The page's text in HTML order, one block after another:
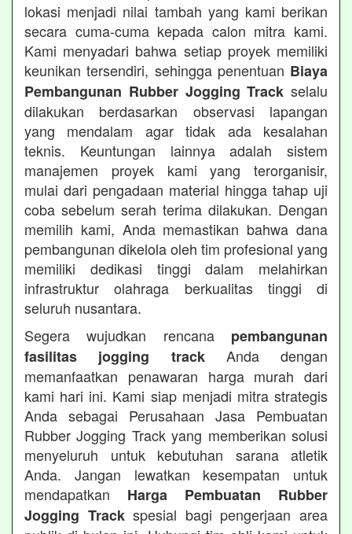
lokasi menjadi nilai tambah yang kami berikan
secara cuma-cuma kepada calon mitra kami.
Kami menyadari bahwa setiap proyek memiliki
keunikan tersendiri, sehingga penentuan Biaya
Pembangunan Rubber Jogging Track selalu
dilakukan berdasarkan observasi lapangan
yang mendalam agar tidak ada kesalahan
teknis. Keuntungan lainnya adalah sistem
manajemen proyek kami yang terorganisir,
mulai dari pengadaan material hingga tahap uji
coba sebelum serah terima dilakukan. Dengan
memilih kami, Anda memastikan bahwa dana
pembangunan dikelola oleh tim profesional yang
memiliki dedikasi tinggi dalam melahirkan
infrastruktur olahraga berkualitas tinggi di
seluruh nusantara.
Segera wujudkan rencana pembangunan
fasilitas jogging trackAnda dengan
memanfaatkan penawaran harga murah dari
kami hari ini. Kami siap menjadi mitra strategis
Anda sebagai Perusahaan Jasa Pembuatan
Rubber Jogging Track yang memberikan solusi
menyeluruh untuk kebutuhan sarana atletik
Anda. Jangan lewatkan kesempatan untuk
mendapatkan Harga Pembuatan Rubber
Jogging Trackspesial bagi pengerjaan area